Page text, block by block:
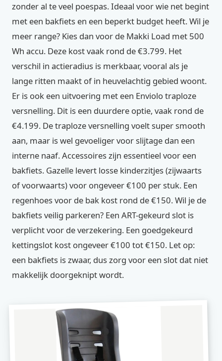
zonder al te veel poespas. Ideaal voor wie net begint
met een bakfiets en een beperkt budget heeft. Wil je
meer range? Kies dan voor de Makki Load met 500
Wh accu. Deze kost vaak rond de €3.799. Het
verschil in actieradius is merkbaar, vooral als je
lange ritten maakt of in heuvelachtig gebied woont.
Er is ook een uitvoering met een Enviolo traploze
versnelling. Dit is een duurdere optie, vaak rond de
€4.199. De traploze versnelling voelt super smooth
aan, maar is wel gevoeliger voor slijtage dan een
interne naaf. Accessoires zijn essentieel voor een
bakfiets. Gazelle levert losse kinderzitjes (zijwaarts
of voorwaarts) voor ongeveer €100 per stuk. Een
regenhoes voor de bak kost rond de €150. Wil je de
bakfiets veilig parkeren? Een ART-gekeurd slot is
verplicht voor de verzekering. Een goedgekeurd
kettingslot kost ongeveer €100 tot €150. Let op:
een bakfiets is zwaar, dus zorg voor een slot dat niet
makkelijk doorgeknipt wordt.